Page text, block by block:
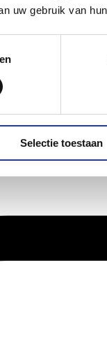
uw gebruik van
Selectie toestaan